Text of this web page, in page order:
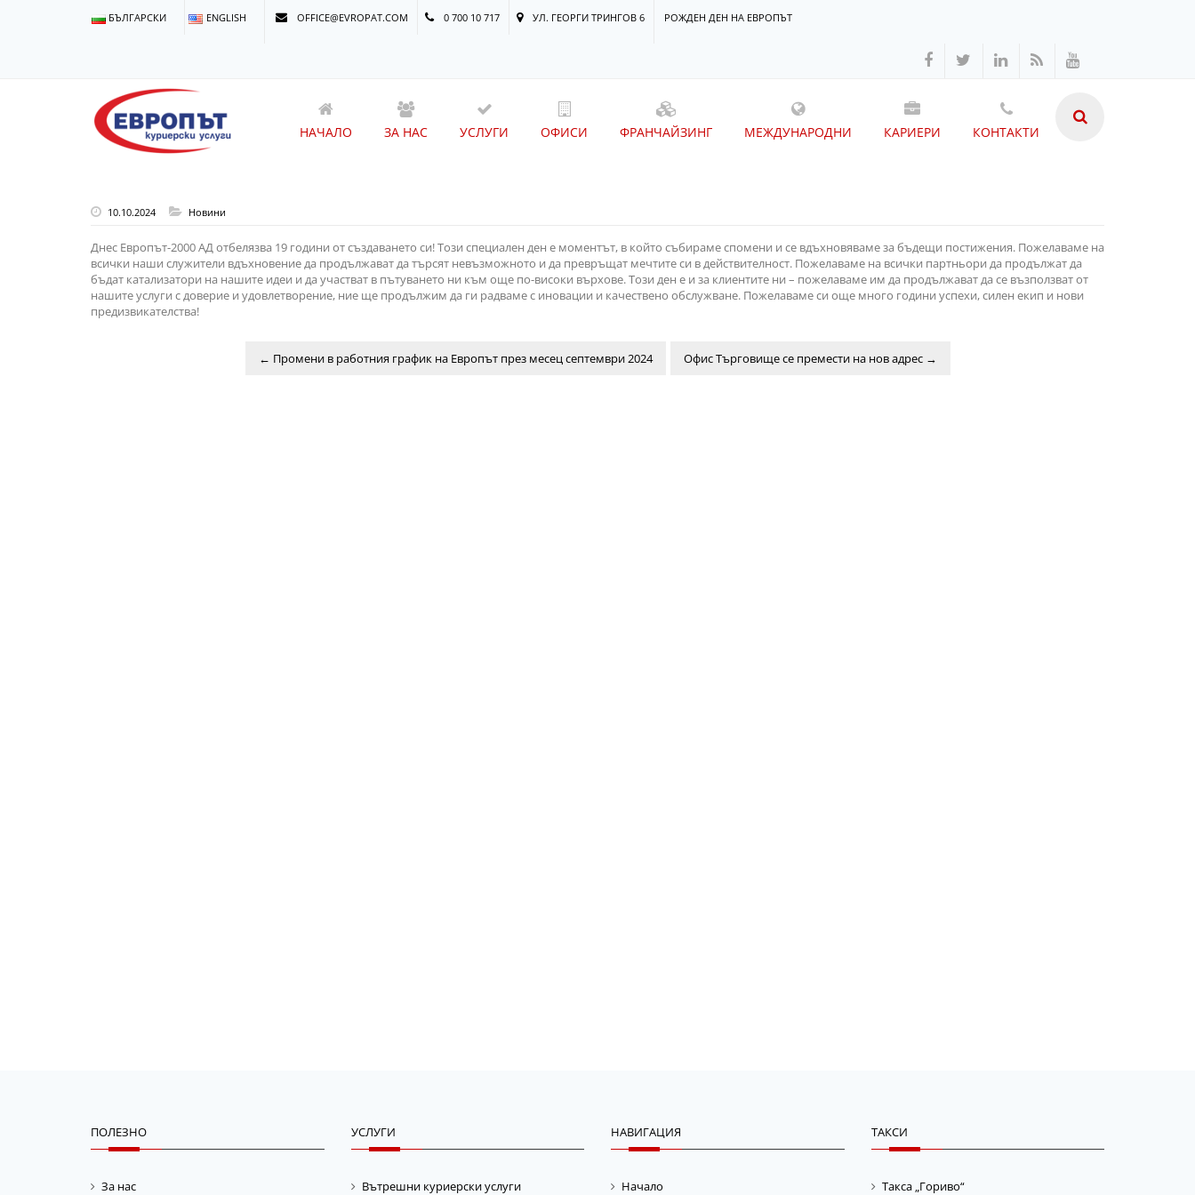
БЪЛГАРСКИ ENGLISH OFFICE@EVROPAT.COM 0 700 10 717 УЛ. ГЕОРГИ ТРИНГОВ 6 РОЖДЕН ДЕН НА ЕВРОПЪТ
НАЧАЛО ЗА НАС УСЛУГИ ОФИСИ ФРАНЧАЙЗИНГ МЕЖДУНАРОДНИ КАРИЕРИ КОНТАКТИ
10.10.2024 Новини
Днес Европът-2000 АД отбелязва 19 години от създаването си! Този специален ден е моментът, в който събираме спомени и се вдъхновяваме за бъдещи постижения. Пожелаваме на
всички наши служители вдъхновение да продължават да търсят невъзможното и да превръщат мечтите си в действителност. Пожелаваме на всички партньори да продължат да
бъдат катализатори на нашите идеи и да участват в пътуването ни към още по-високи върхове. Този ден е и за клиентите ни – пожелаваме им да продължават да се възползват от
нашите услуги с доверие и удовлетворение, ние ще продължим да ги радваме с иновации и качествено обслужване. Пожелаваме си още много години успехи, силен екип и нови
предизвикателства!
← Промени в работния график на Европът през месец септември 2024 Офис Търговище се премести на нов адрес →
ПОЛЕЗНО
За нас
УСЛУГИ
Вътрешни куриерски услуги
НАВИГАЦИЯ
Начало
ТАКСИ
Такса „Гориво“